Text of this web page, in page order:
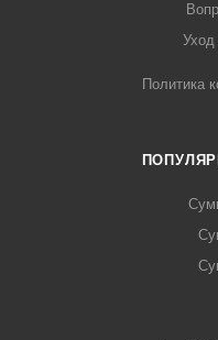
Уход
Политика